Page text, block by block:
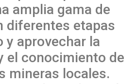
amplia gama de
diferentes etapas
y aprovechar la
el conocimiento de
mineras locales.